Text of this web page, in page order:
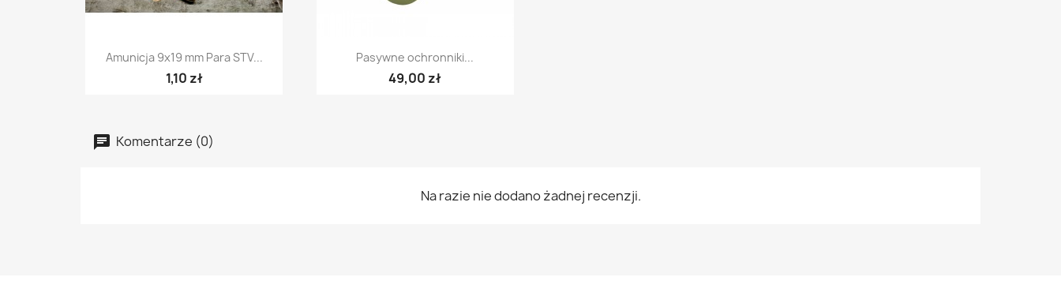
Szybki podgląd
Amunicja 9x19 mm Para STV...
1,10 zł
Szybki podgląd
Pasywne ochronniki...
49,00 zł
Komentarze (0)
Na razie nie dodano żadnej recenzji.